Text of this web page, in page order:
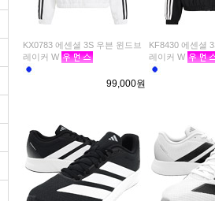
KX0783 에센셜 3S 우븐 윈드브
레이커 W
99,000원
KF8430 에센셜
레이커 W